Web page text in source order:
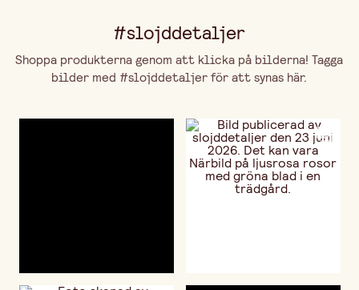
#slojddetaljer
Shoppa produkterna genom att klicka på bilderna! Tagga
bilder med #slojddetaljer för att synas här.